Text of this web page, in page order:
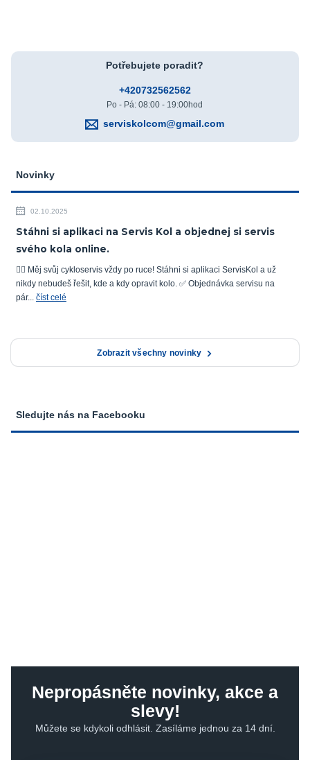
Potřebujete poradit?
+420732562562
Po - Pá: 08:00 - 19:00hod
serviskolcom@gmail.com
Novinky
02.10.2025
Stáhni si aplikaci na Servis Kol a objednej si servis
svého kola online.
🚴‍♂️ Měj svůj cykloservis vždy po ruce! Stáhni si aplikaci ServisKol a už
nikdy nebudeš řešit, kde a kdy opravit kolo. ✅ Objednávka servisu na
pár... číst celé
Zobrazit všechny novinky
Sledujte nás na Facebooku
Nepropásněte novinky, akce a
slevy!
Můžete se kdykoli odhlásit. Zasíláme jednou za 14 dní.